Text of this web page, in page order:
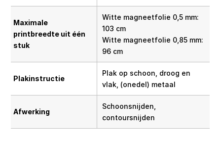
Maximale
printbreedte uit één
stuk
Witte magneetfolie 0,5 mm:
103 cm
Witte magneetfolie 0,85 mm:
96 cm
Plakinstructie
Plak op schoon, droog en
vlak, (onedel) metaal
Afwerking
Schoonsnijden,
contoursnijden